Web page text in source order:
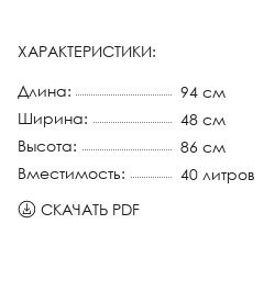
ХАРАКТЕРИСТИКИ:
Длина:
94 см
Ширина:
48 см
Высота:
86 см
Вместимость:
40 литров
СКАЧАТЬ PDF